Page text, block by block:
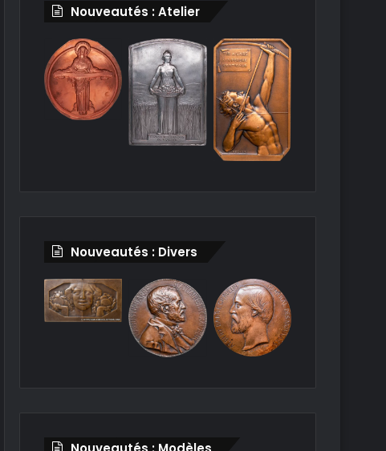
Nouveautés : Atelier
Nouveautés : Divers